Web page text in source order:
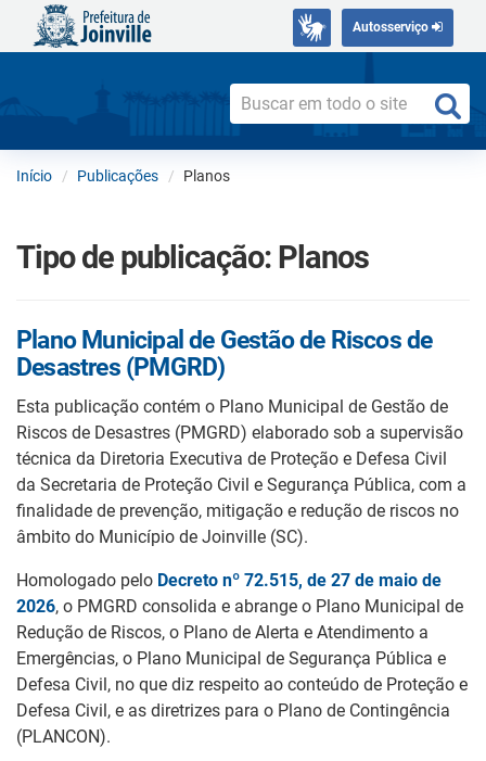
Autosserviço
Início Publicações Planos
Tipo de publicação: Planos
Plano Municipal de Gestão de Riscos de
Desastres (PMGRD)
Esta publicação contém o Plano Municipal de Gestão de
Riscos de Desastres (PMGRD) elaborado sob a supervisão
técnica da Diretoria Executiva de Proteção e Defesa Civil
da Secretaria de Proteção Civil e Segurança Pública, com a
finalidade de prevenção, mitigação e redução de riscos no
âmbito do Município de Joinville (SC).
Homologado pelo Decreto nº 72.515, de 27 de maio de
2026, o PMGRD consolida e abrange o Plano Municipal de
Redução de Riscos, o Plano de Alerta e Atendimento a
Emergências, o Plano Municipal de Segurança Pública e
Defesa Civil, no que diz respeito ao conteúdo de Proteção e
Defesa Civil, e as diretrizes para o Plano de Contingência
(PLANCON).